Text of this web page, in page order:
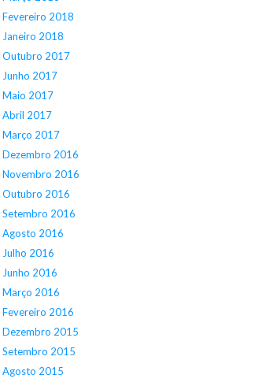
Fevereiro 2018
Janeiro 2018
Outubro 2017
Junho 2017
Maio 2017
Abril 2017
Março 2017
Dezembro 2016
Novembro 2016
Outubro 2016
Setembro 2016
Agosto 2016
Julho 2016
Junho 2016
Março 2016
Fevereiro 2016
Dezembro 2015
Setembro 2015
Agosto 2015